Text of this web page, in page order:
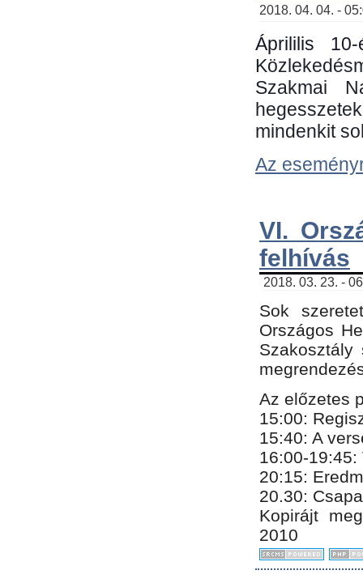
2018. 04. 04. -
Áprililis
Szakmai
mindenkit
Az
VI.
felhívás
2018. 03. 23. -
Sok
Országos
Az előzetes
15:00:
15:40: A
16:00-19:45:
20:​15​:
​20.30:
Kopirájt
2010